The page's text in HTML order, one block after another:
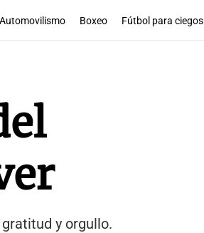
Automovilismo Boxeo Fútbol para ciegos
y orgullo.